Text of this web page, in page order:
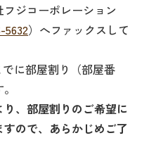
ジコーポレーション
5632）へファックスして
に部屋割り（部屋番
、部屋割りのご希望に
ので、あらかじめご了